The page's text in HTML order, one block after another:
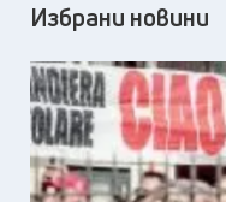
Избрани новини